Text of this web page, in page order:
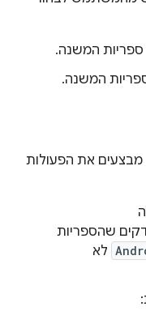
ספריות המשנה.
המשנה.
מבצעים את הפעולות
שהספריות
לא